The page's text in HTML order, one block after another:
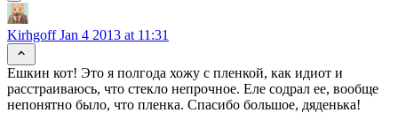
KirhgoffJan 4 2013 at 11:31
Ешкин кот! Это я полгода хожу с пленкой, как идиот и
расстраиваюсь, что стекло непрочное. Еле содрал ее, вообще
непонятно было, что пленка. Спасибо большое, дяденька!